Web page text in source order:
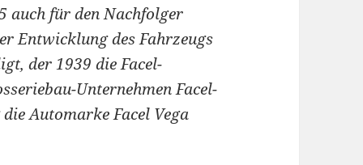
auch für den Nachfolger
Entwicklung des Fahrzeugs
der 1939 die Facel-
Unternehmen Facel-
Automarke Facel Vega